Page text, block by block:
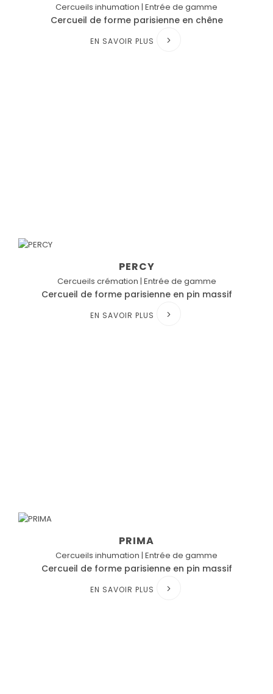
Cercueils inhumation | Entrée de gamme
Cercueil de forme parisienne en chêne
EN SAVOIR PLUS
PERCY
Cercueils crémation | Entrée de gamme
Cercueil de forme parisienne en pin massif
EN SAVOIR PLUS
PRIMA
Cercueils inhumation | Entrée de gamme
Cercueil de forme parisienne en pin massif
EN SAVOIR PLUS